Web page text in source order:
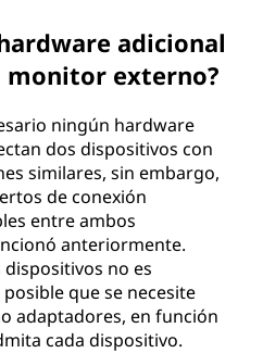
adicional
monitor externo?
ningún hardware
dos dispositivos con
similares, sin embargo,
de conexión
entre ambos
anteriormente.
no es
que se necesite
adaptadores, en función
cada dispositivo.